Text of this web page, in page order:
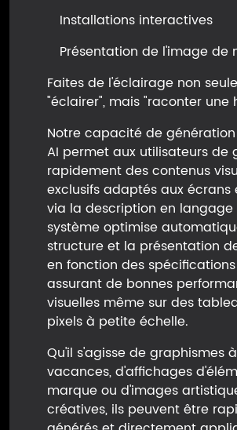
Installations interactives
Présentation de l'image de
Faites de l'éclairage non
"éclairer", mais "raconter une
Notre capacité de génération
AI permet aux utilisateurs de
rapidement des contenus
exclusifs adaptés aux écrans
via la description en langage
système optimise
structure et la présentation
en fonction des
assurant de bonnes
visuelles même sur des
pixels à petite échelle.
Qu'il s'agisse de graphismes
vacances, d'affichages
marque ou d'images
créatives, ils peuvent être